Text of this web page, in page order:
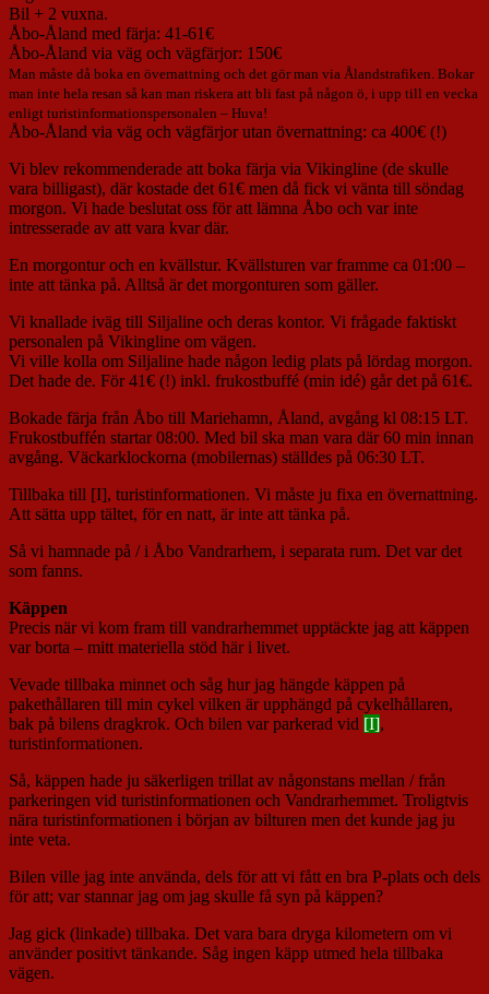
Bil + 2 vuxna.
Åbo-Åland med färja: 41-61€
Åbo-Åland via väg och vägfärjor: 150€
Man måste då boka en övernattning och det gör man via Ålandstrafiken. Bokar
man inte hela resan så kan man riskera att bli fast på någon ö, i upp till en vecka
enligt turistinformationspersonalen – Huva!
Åbo-Åland via väg och vägfärjor utan övernattning: ca 400€ (!)
Vi blev rekommenderade att boka färja via Vikingline (de skulle
vara billigast), där kostade det 61€ men då fick vi vänta till söndag
morgon. Vi hade beslutat oss för att lämna Åbo och var inte
intresserade av att vara kvar där.
En morgontur och en kvällstur. Kvällsturen var framme ca 01:00 –
inte att tänka på. Alltså är det morgonturen som gäller.
Vi knallade iväg till Siljaline och deras kontor. Vi frågade faktiskt
personalen på Vikingline om vägen.
Vi ville kolla om Siljaline hade någon ledig plats på lördag morgon.
Det hade de. För 41€ (!) inkl. frukostbuffé (min idé) går det på 61€.
Bokade färja från Åbo till Mariehamn, Åland, avgång kl 08:15 LT.
Frukostbuffén startar 08:00. Med bil ska man vara där 60 min innan
avgång. Väckarklockorna (mobilernas) ställdes på 06:30 LT.
Tillbaka till [I], turistinformationen. Vi måste ju fixa en övernattning.
Att sätta upp tältet, för en natt, är inte att tänka på.
Så vi hamnade på / i Åbo Vandrarhem, i separata rum. Det var det
som fanns.
Käppen
Precis när vi kom fram till vandrarhemmet upptäckte jag att käppen
var borta – mitt materiella stöd här i livet.
Vevade tillbaka minnet och såg hur jag hängde käppen på
pakethållaren till min cykel vilken är upphängd på cykelhållaren,
bak på bilens dragkrok. Och bilen var parkerad vid [I],
turistinformationen.
Så, käppen hade ju säkerligen trillat av någonstans mellan / från
parkeringen vid turistinformationen och Vandrarhemmet. Troligtvis
nära turistinformationen i början av bilturen men det kunde jag ju
inte veta.
Bilen ville jag inte använda, dels för att vi fått en bra P-plats och dels
för att; var stannar jag om jag skulle få syn på käppen?
Jag gick (linkade) tillbaka. Det vara bara dryga kilometern om vi
använder positivt tänkande. Såg ingen käpp utmed hela tillbaka
vägen.